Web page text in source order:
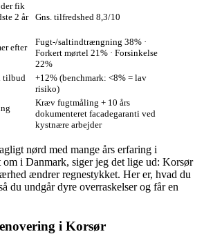
fik
2 år
Gns. tilfredshed 8,3/10
efter
Fugt-/saltindtrængning 38% ·
Forkert mørtel 21% · Forsinkelse
22%
tilbud
+12% (benchmark: <8% = lav
risiko)
Kræv fugtmåling + 10 års
dokumenteret facadegaranti ved
kystnære arbejder
nørd med mange års erfaring i
om i Danmark, siger jeg det lige ud: Korsør
ændrer regnestykket. Her er, hvad du
du undgår dyre overraskelser og får en
i Korsør